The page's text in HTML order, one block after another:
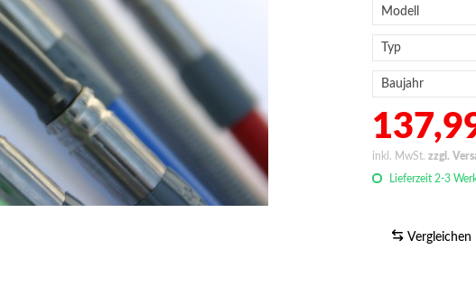
inkl. MwSt.zzgl.
Lieferzeit 2-3
Vergleichen